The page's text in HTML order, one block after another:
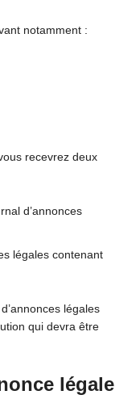
notamment :
recevrez deux
d’annonces
légales contenant
légales
qui devra être
légale